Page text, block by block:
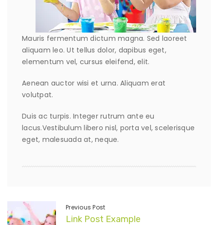
Mauris fermentum dictum magna. Sed laoreet
aliquam leo. Ut tellus dolor, dapibus eget,
elementum vel, cursus eleifend, elit.
Aenean auctor wisi et urna. Aliquam erat
volutpat.
Duis ac turpis. Integer rutrum ante eu
lacus.Vestibulum libero nisl, porta vel, scelerisque
eget, malesuada at, neque.
Previous Post
Link Post Example